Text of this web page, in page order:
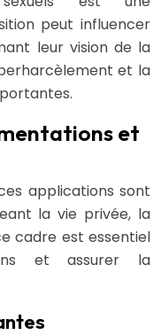
peut influencer
leur vision de la
et la
et
applications sont
la vie privée, la
cadre est essentiel
et assurer la